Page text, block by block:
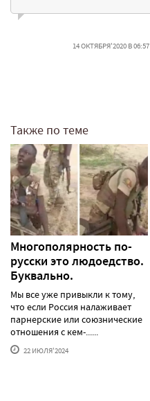
14 ОКТЯБРЯ'2020 В 06:57
Также по теме
Многополярность по-
русски это людоедство.
Буквально.
Мы все уже привыкли к тому,
что если Россия налаживает
парнерские или союзнические
отношения с кем-......
22 ИЮЛЯ'2024